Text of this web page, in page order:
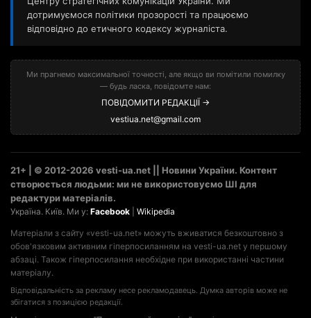
дотримуємося політики прозорості та працюємо
відповідно до етичного кодексу журналіста.
Ми прагнемо максимальної точності, але якщо ви помітили помилку
— будь ласка, повідомте нам:
ПОВІДОМИТИ РЕДАКЦІЇ →
vestiua.net@gmail.com
21+ | © 2012-2026 vesti-ua.net || Новини України. Контент
створюється людьми: ми не використовуємо ШІ для
редактури матеріалів.
Україна. Київ. Ми у: Facebook Wikipedia
Матеріали з сайту «vesti-ua.net» можуть вживатися безкоштовно з
обов'язковим активним гіперпосиланням на vesti-ua.net у першому
абзаці. Також гіперпосилання необхідне при використанні частини
матеріалу.
Відповідальність за рекламу несе рекламодавець. Думка авторів може не
збігатися з позицією редакції.